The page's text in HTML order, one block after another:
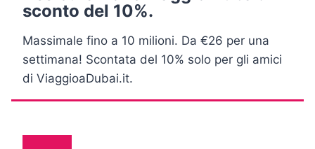
sconto del 10%.
Massimale fino a 10 milioni. Da €26 per una
settimana! Scontata del 10% solo per gli amici
di ViaggioaDubai.it.